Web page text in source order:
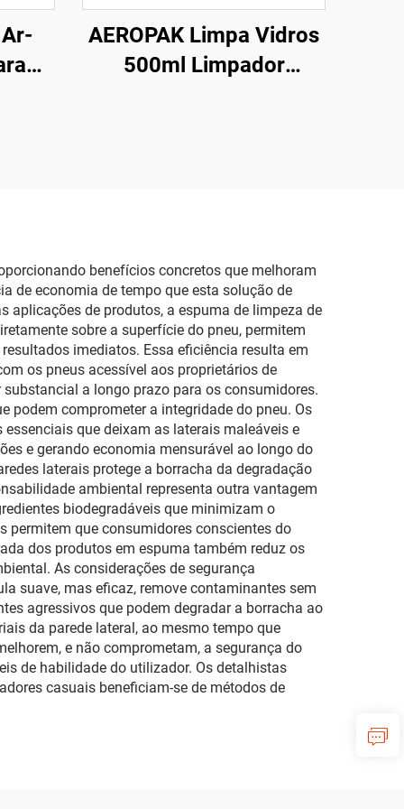
AEROPAK Limpa Vidros
500ml Limpador
benefícios concretos que melhoram
de economia de tempo que esta solução de
aplicações de produtos, a espuma de limpeza de
sobre a superfície do pneu, permitem
imediatos. Essa eficiência resulta em
os pneus acessível aos proprietários de
a longo prazo para os consumidores.
podem comprometer a integridade do pneu. Os
que deixam as laterais maleáveis e
e gerando economia mensurável ao longo do
laterais protege a borracha da degradação
ambiental representa outra vantagem
biodegradáveis que minimizam o
permitem que consumidores conscientes do
dos produtos em espuma também reduz os
As considerações de segurança
suave, mas eficaz, remove contaminantes sem
agressivos que podem degradar a borracha ao
da parede lateral, ao mesmo tempo que
e não comprometam, a segurança do
de habilidade do utilizador. Os detalhistas
casuais beneficiam-se de métodos de